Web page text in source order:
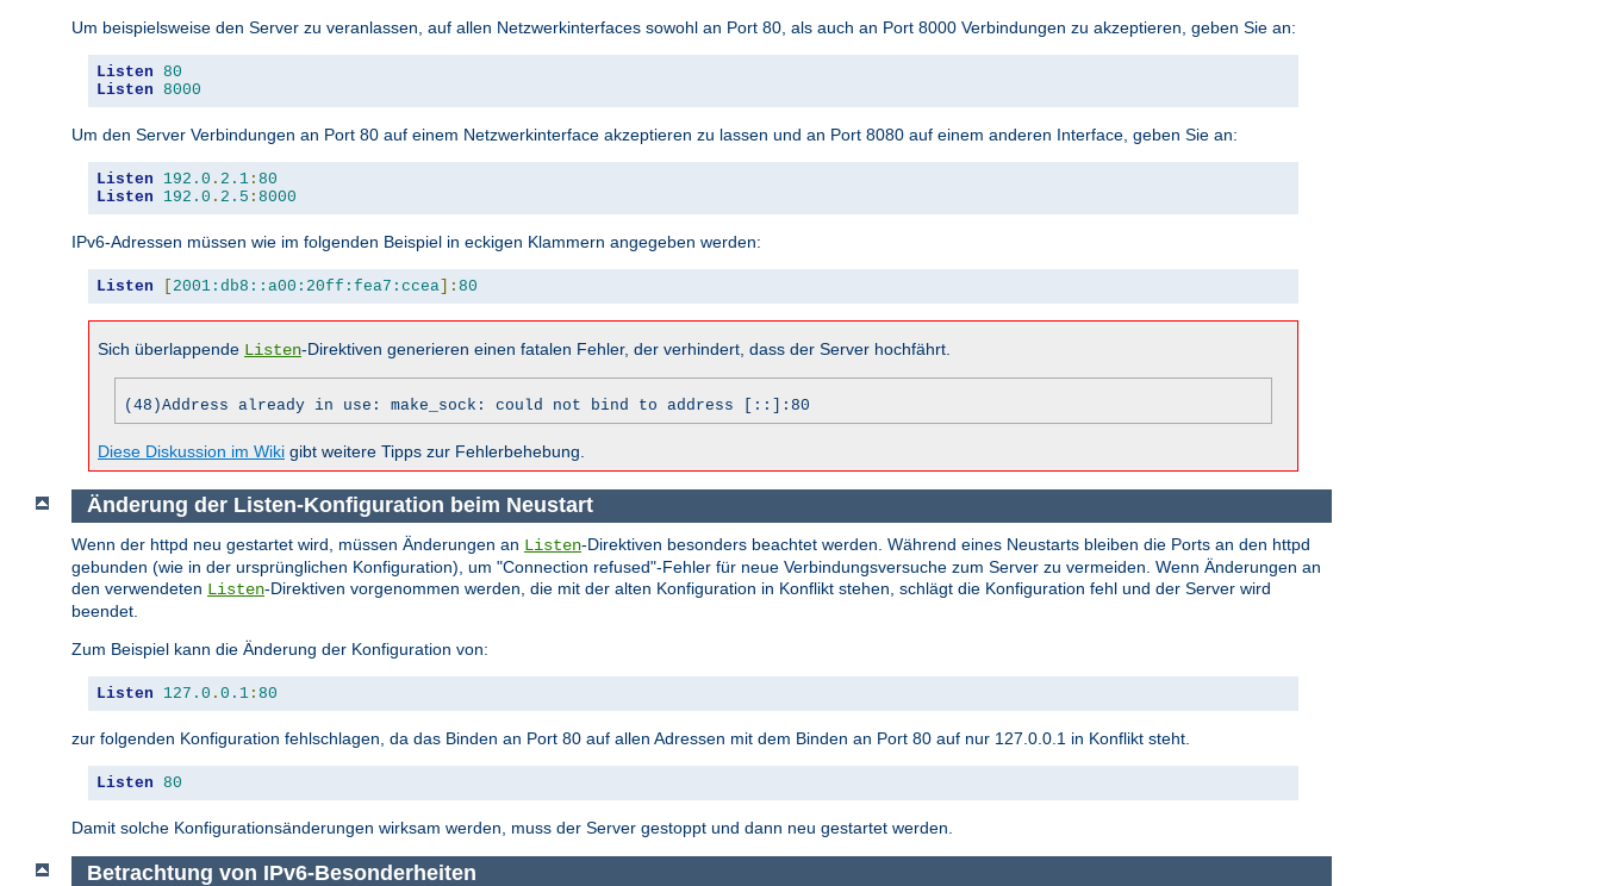
Um beispielsweise den Server zu veranlassen, auf allen Netzwerkinterfaces sowohl an Port 80, als auch an Port 8000 Verbindungen zu akzeptieren, geben Sie an:
Listen 80
Listen 8000
Um den Server Verbindungen an Port 80 auf einem Netzwerkinterface akzeptieren zu lassen und an Port 8080 auf einem anderen Interface, geben Sie an:
Listen 192.0 . 2.1 : 80
Listen
192.0 . 2.5 : 8000
IPv6-Adressen müssen wie im folgenden Beispiel in eckigen Klammern angegeben werden:
Listen [ 2001:db8::a00:20ff:fea7:ccea]: 80
Sich überlappende Listen-Direktiven generieren einen fatalen Fehler, der verhindert, dass der Server hochfährt.
(48)Address already in use: make_sock: could not bind to address [::]:80
Diese Diskussion im Wiki gibt weitere Tipps zur Fehlerbehebung.
Änderung der Listen-Konfiguration beim Neustart
Wenn der httpd neu gestartet wird, müssen Änderungen an Listen-Direktiven besonders beachtet werden. Während eines Neustarts bleiben die Ports an den httpd
gebunden (wie in der ursprünglichen Konfiguration), um "Connection refused"-Fehler für neue Verbindungsversuche zum Server zu vermeiden. Wenn Änderungen an
den verwendeten Listen-Direktiven vorgenommen werden, die mit der alten Konfiguration in Konflikt stehen, schlägt die Konfiguration fehl und der Server wird
beendet.
Zum Beispiel kann die Änderung der Konfiguration von:
Listen 127.0 . 0.1 : 80
zur folgenden Konfiguration fehlschlagen, da das Binden an Port 80 auf allen Adressen mit dem Binden an Port 80 auf nur 127.0.0.1 in Konflikt steht.
Listen 80
Damit solche Konfigurationsänderungen wirksam werden, muss der Server gestoppt und dann neu gestartet werden.
Betrachtung von IPv6-Besonderheiten